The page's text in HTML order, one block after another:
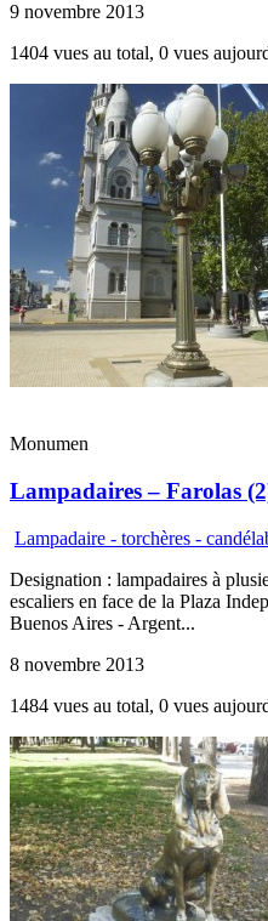
9 novembre 2013
1404 vues au total, 0 vues
Monumen
Lampadaires – Farolas
Lampadaire - torchères -
Designation : lampadaires à
escaliers en face de la Plaza
Buenos Aires - Argent...
8 novembre 2013
1484 vues au total, 0 vues